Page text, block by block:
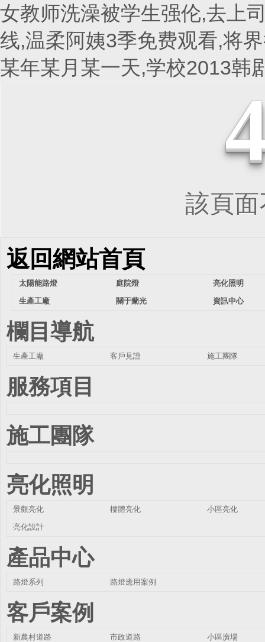
女教师洗澡被学生强伦,去上
线,温柔阿姨3季免费观看,将
某年某月某一天,学校2013韩
該頁面
返回網站首頁
太陽能路燈 庭院燈
亮化照明
生產工廠
關于蘭光 資訊中心
欄目導航
生產工廠 客戶見證 施工團隊
服務項目
施工團隊
亮化照明
景觀亮化 樓體亮化
小區亮化
亮化設計
產品中心
路燈系列 路燈應用案例
客戶案例
新農村道路 市政道路
小區廣場